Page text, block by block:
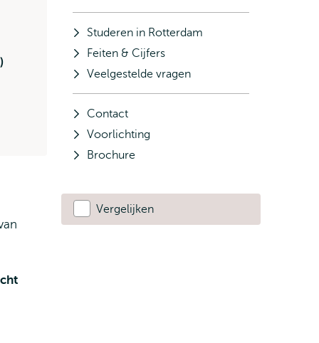
Studeren in Rotterdam
Feiten & Cijfers
Veelgestelde vragen
Contact
Voorlichting
Brochure
Vergelijken